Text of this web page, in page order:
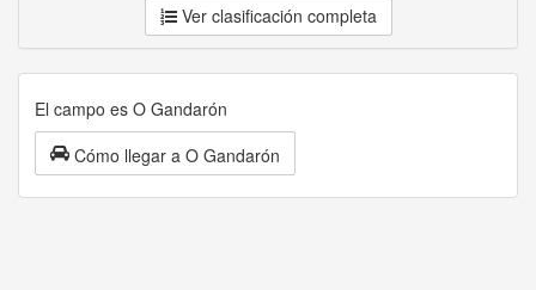
Ver clasificación completa
El campo es O Gandarón
Cómo llegar a O Gandarón